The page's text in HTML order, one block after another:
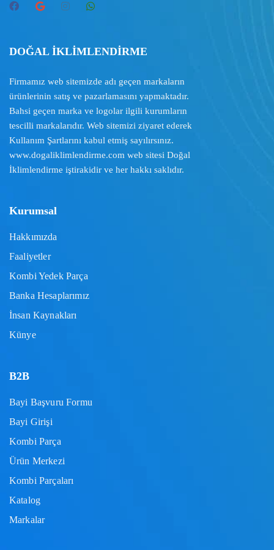
DOĞAL İKLİMLENDİRME
Firmamız web sitemizde adı geçen markaların
ürünlerinin satış ve pazarlamasını yapmaktadır.
Bahsi geçen marka ve logolar ilgili kurumların
tescilli markalarıdır. Web sitemizi ziyaret ederek
Kullanım Şartlarını kabul etmiş sayılırsınız.
www.dogaliklimlendirme.com web sitesi Doğal
İklimlendirme iştirakidir ve her hakkı saklıdır.
Kurumsal
Hakkımızda
Faaliyetler
Kombi Yedek Parça
Banka Hesaplarımız
İnsan Kaynakları
Künye
B2B
Bayi Başvuru Formu
Bayi Girişi
Kombi Parça
Ürün Merkezi
Kombi Parçaları
Katalog
Markalar